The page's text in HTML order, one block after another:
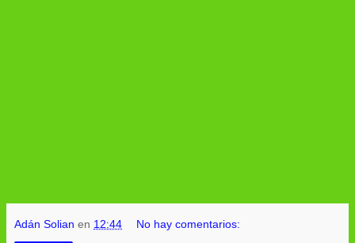
Adán Solian en 12:44 No hay comentarios: